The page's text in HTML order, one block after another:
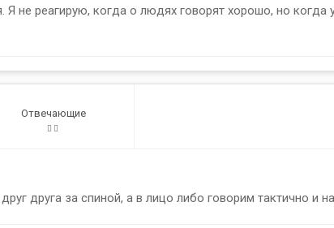
не реагирую, когда о людях говорят хорошо, но когда
Отвечающие
друга за спиной, а в лицо либо говорим тактично и